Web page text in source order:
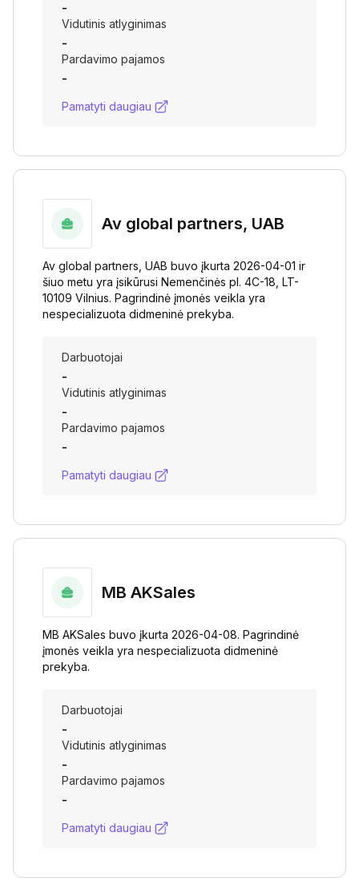
-
Vidutinis atlyginimas
-
Pardavimo pajamos
-
Pamatyti daugiau
Av global partners, UAB
Av global partners, UAB buvo įkurta 2026-04-01 ir
šiuo metu yra įsikūrusi Nemenčinės pl. 4C-18, LT-
10109 Vilnius. Pagrindinė įmonės veikla yra
nespecializuota didmeninė prekyba.
Darbuotojai
-
Vidutinis atlyginimas
-
Pardavimo pajamos
-
Pamatyti daugiau
MB AKSales
MB AKSales buvo įkurta 2026-04-08. Pagrindinė
įmonės veikla yra nespecializuota didmeninė
prekyba.
Darbuotojai
-
Vidutinis atlyginimas
-
Pardavimo pajamos
-
Pamatyti daugiau